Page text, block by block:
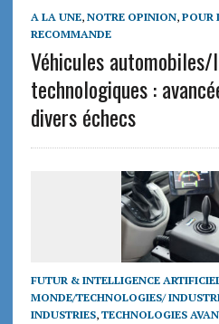
A LA UNE, NOTRE OPINION, POUR
RECOMMANDE
Véhicules automobiles/
technologiques :
divers échecs
FUTUR & INTELLIGENCE
MONDE/TECHNOLOGIES/
INDUSTRIES, TECHNOLOGIES